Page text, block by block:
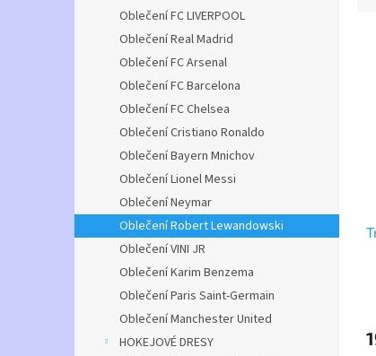
Oblečení FC LIVERPOOL
Oblečení Real Madrid
Oblečení FC Arsenal
Oblečení FC Barcelona
Oblečení FC Chelsea
Oblečení Cristiano Ronaldo
Oblečení Bayern Mnichov
Oblečení Lionel Messi
Oblečení Neymar
Oblečení Robert Lewandowski
Oblečení VINI JR
Oblečení Karim Benzema
Oblečení Paris Saint-Germain
Oblečení Manchester United
HOKEJOVÉ DRESY
je